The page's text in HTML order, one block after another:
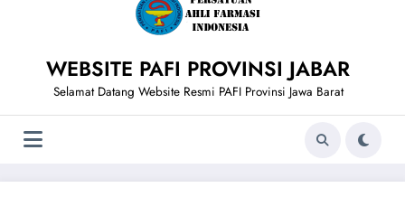
WEBSITE PAFI PROVINSI JABAR
Selamat Datang Website Resmi PAFI Provinsi Jawa Barat